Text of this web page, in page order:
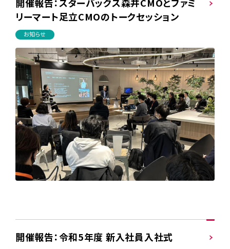
リーマート足立CMOのトークセッション
お知らせ
開催報告：令和5年度 新入社員入社式